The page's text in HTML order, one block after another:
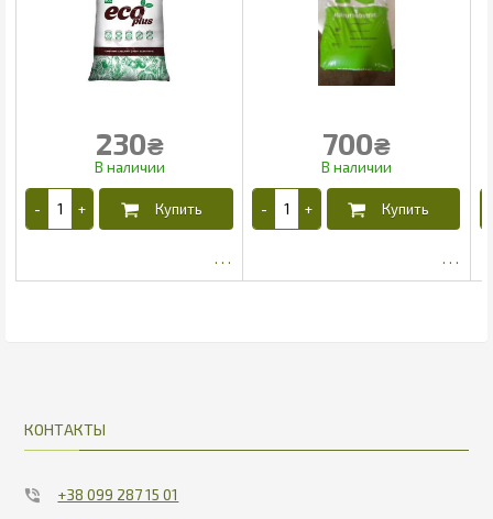
230₴ 700₴
КОНТАКТЫ
+38 099 287 15 01